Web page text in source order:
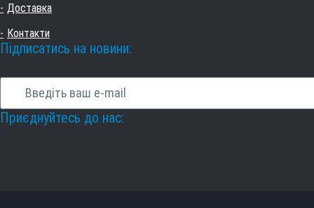
Доставка
Контакти
Підписатись на новини:
Приєднуйтесь до нас: